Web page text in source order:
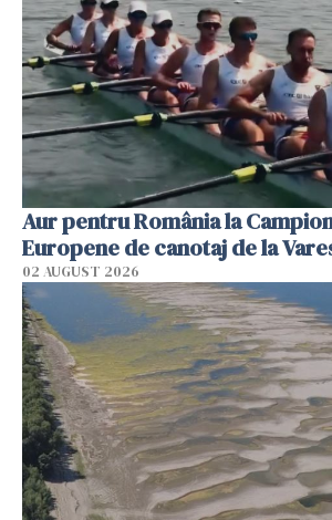
Aur pentru România la
Europene de canotaj de la
02 AUGUST 2026